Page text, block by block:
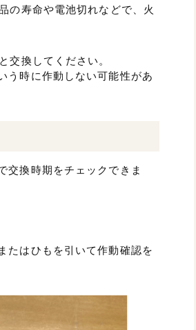
の寿命や電池切れなどで、火
交換してください。
う時に作動しない可能性があ
交換時期をチェックできま
たはひもを引いて作動確認を